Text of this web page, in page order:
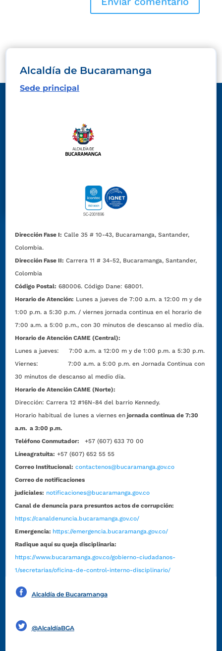
Alcaldía de Bucaramanga
Sede principal
Dirección Fase I: Calle 35 # 10-43, Bucaramanga, Santander,
Colombia.
Dirección Fase II: Carrera 11 # 34-52, Bucaramanga, Santander,
Colombia
Código Postal: 680006. Código Dane: 68001.
Horario de Atención: Lunes a jueves de 7:00 a.m. a 12:00 m y de
1:00 p.m. a 5:30 p.m. / viernes jornada continua en el horario de
7:00 a.m. a 5:00 p.m., con 30 minutos de descanso al medio día.
Horario de Atención CAME (Central):
Lunes a jueves: 7:00 a.m. a 12:00 m y de 1:00 p.m. a 5:30 p.m.
Viernes: 7:00 a.m. a 5:00 p.m. en Jornada Continua con
30 minutos de descanso al medio día.
Horario de Atención CAME (Norte):
Dirección:Carrera 12 #16N-84 del barrio Kennedy.
Horario habitual de lunes a viernes en jornada continua de 7:30
a.m. a 3:00 p.m.
Teléfono Conmutador:
+57 (607) 633 70 00
Líneagratuita: +57 (607) 652 55 55
Correo Institucional: contactenos@bucaramanga.gov.co
Correo de notificaciones
judiciales: notificaciones@bucaramanga.gov.co
Canal de denuncia para presuntos actos de corrupción:
https://canaldenuncia.bucaramanga.gov.co/
Emergencia: https://emergencia.bucaramanga.gov.co/
Radique aquí su queja disciplinaria:
https://www.bucaramanga.gov.co/gobierno-ciudadanos-
1/secretarias/oficina-de-control-interno-disciplinario/
Alcaldía de Bucaramanga
@AlcaldíaBGA